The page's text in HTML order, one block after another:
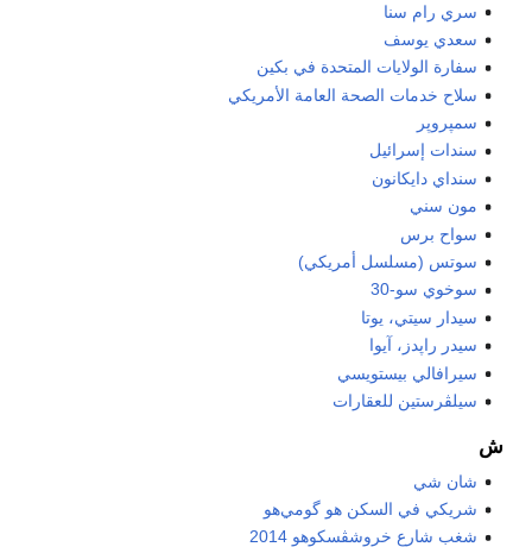
سري رام سنا
سعدي يوسف
سفارة الولايات المتحدة في بكين
سلاح خدمات الصحة العامة الأمريكي
سمپروپر
سندات إسرائيل
سنداي دايكانون
مون سني
سواح برس
سوتس (مسلسل أمريكي)
سوخوي سو-30
سيدار سيتي، يوتا
سيدر راپدز، آيوا
سيرافالي بيستويسي
سيلڤرستين للعقارات
ش
شان شي
شريكي في السكن هو گومي‌هو
شغب شارع خروشڤسكوهو 2014